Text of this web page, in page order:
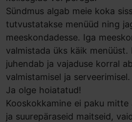
Sündmus algab meie koka
tutvustatakse menüüd ning
meeskondadesse. Iga
valmistada üks käik menüüst.
juhendab ja vajaduse korral
valmistamisel ja serveerimisel.
Ja olge hoiatatud!
Kooskokkamine ei paku mitte
ja suurepäraseid maitseid,